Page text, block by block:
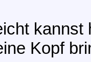
kannst
Kopf